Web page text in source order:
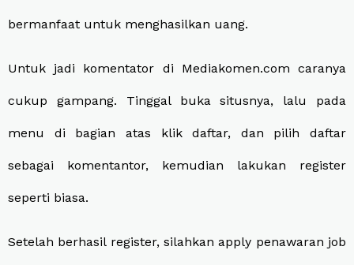
bermanfaat untuk menghasilkan uang.
Untuk jadi komentator di Mediakomen.com caranya
cukup gampang. Tinggal buka situsnya, lalu pada
menu di bagian atas klik daftar, dan pilih daftar
sebagai komentantor, kemudian lakukan register
seperti biasa.
Setelah berhasil register, silahkan apply penawaran job